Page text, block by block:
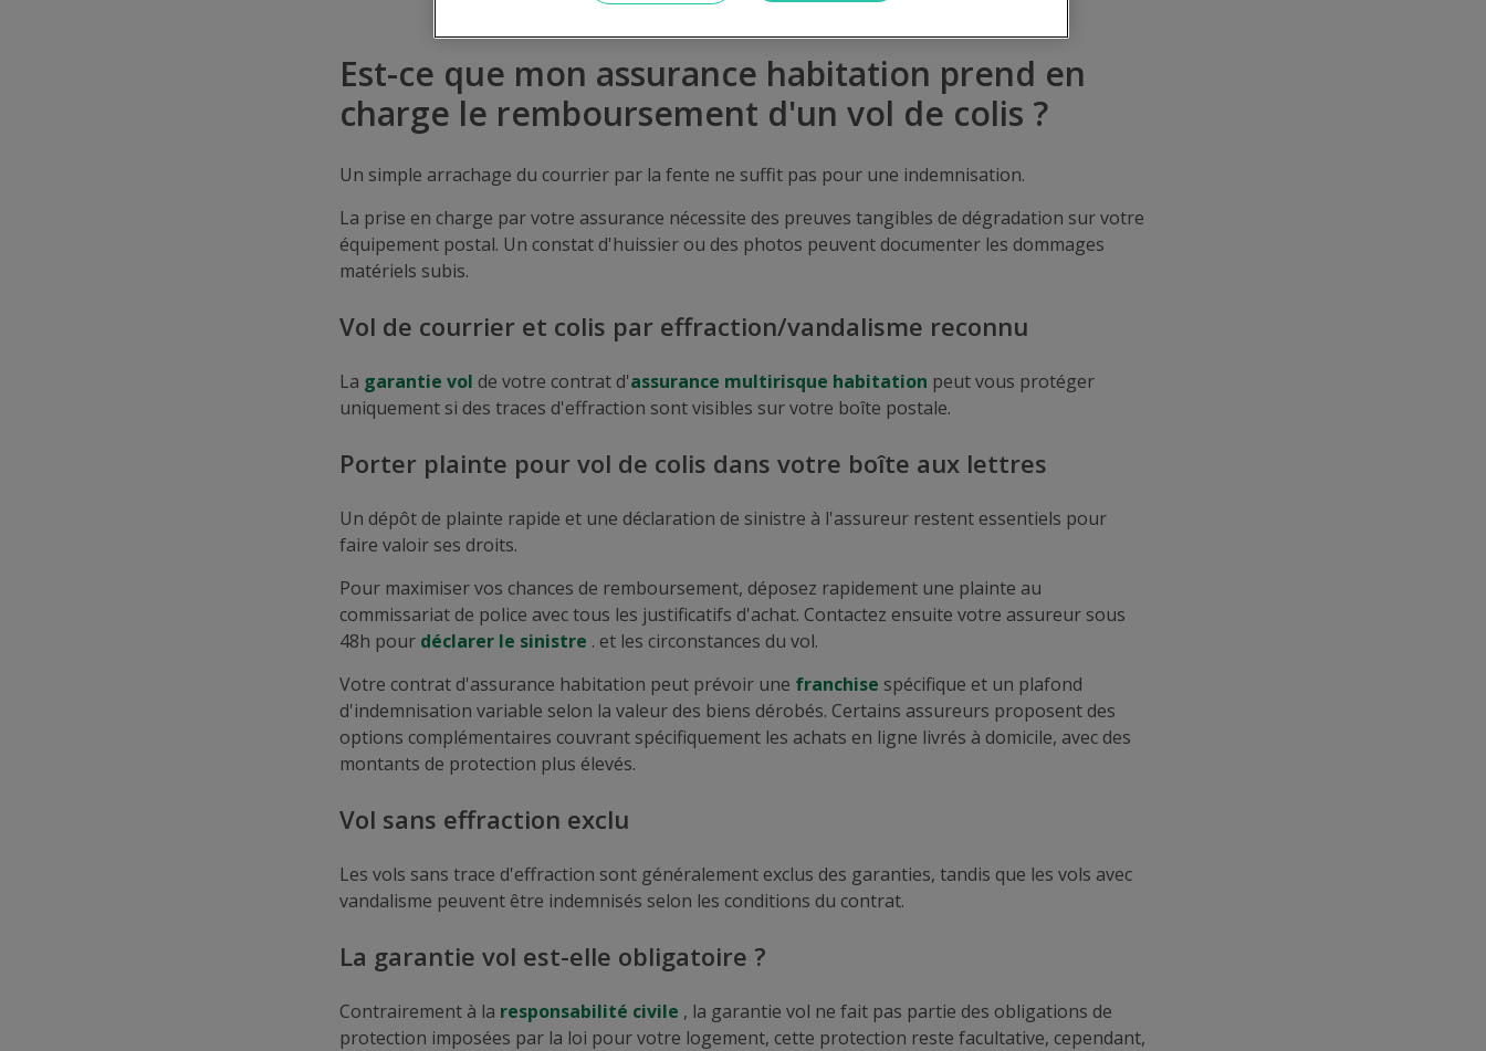
Est-ce que mon assurance habitation prend en
charge le remboursement d'un vol de colis ?
Un simple arrachage du courrier par la fente ne suffit pas pour une indemnisation.
La prise en charge par votre assurance nécessite des preuves tangibles de dégradation sur votre
équipement postal. Un constat d'huissier ou des photos peuvent documenter les dommages
matériels subis.
Vol de courrier et colis par effraction/vandalisme reconnu
La garantie vol de votre contrat d'assurance multirisque habitation peut vous protéger
uniquement si des traces d'effraction sont visibles sur votre boîte postale.
Porter plainte pour vol de colis dans votre boîte aux lettres
Un dépôt de plainte rapide et une déclaration de sinistre à l'assureur restent essentiels pour
faire valoir ses droits.
Pour maximiser vos chances de remboursement, déposez rapidement une plainte au
commissariat de police avec tous les justificatifs d'achat. Contactez ensuite votre assureur sous
48h pour déclarer le sinistre . et les circonstances du vol.
Votre contrat d'assurance habitation peut prévoir une franchise spécifique et un plafond
d'indemnisation variable selon la valeur des biens dérobés. Certains assureurs proposent des
options complémentaires couvrant spécifiquement les achats en ligne livrés à domicile, avec des
montants de protection plus élevés.
Vol sans effraction exclu
Les vols sans trace d'effraction sont généralement exclus des garanties, tandis que les vols avec
vandalisme peuvent être indemnisés selon les conditions du contrat.
La garantie vol est-elle obligatoire ?
Contrairement à la responsabilité civile , la garantie vol ne fait pas partie des obligations de
protection imposées par la loi pour votre logement, cette protection reste facultative, cependant,